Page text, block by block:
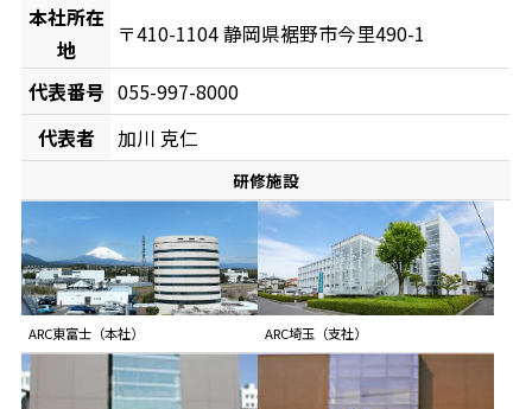
本社所在
地
〒410-1104 静岡県裾野市今里490-1
代表番号 055-997-8000
代表者
加川 克仁
研修施設
ARC東富士（本社） ARC埼玉（支社）